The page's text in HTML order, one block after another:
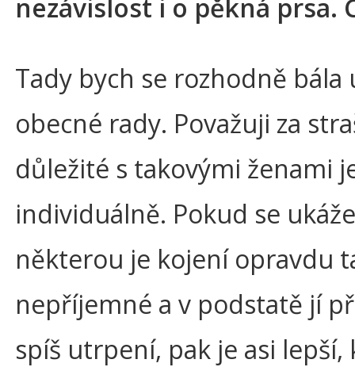
nezávislost i o pěkná prsa.
Tady bych se rozhodně bála
obecné rady. Považuji za
důležité s takovými ženami
individuálně. Pokud se
některou je kojení opravdu
nepříjemné a v podstatě jí
spíš utrpení, pak je asi lepší,